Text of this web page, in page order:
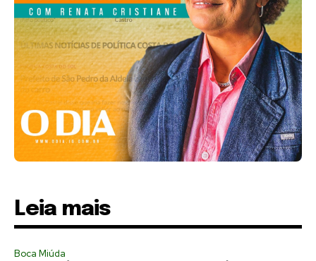
Leia mais
Boca Miúda